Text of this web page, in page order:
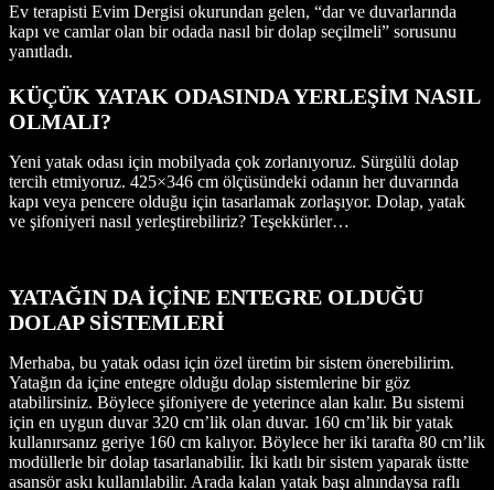
Ev terapisti Evim Dergisi okurundan gelen, “dar ve duvarlarında
kapı ve camlar olan bir odada nasıl bir dolap seçilmeli” sorusunu
yanıtladı.
KÜÇÜK YATAK ODASINDA YERLEŞİM NASIL
OLMALI?
Yeni yatak odası için mobilyada çok zorlanıyoruz. Sürgülü dolap
tercih etmiyoruz. 425×346 cm ölçüsündeki odanın her duvarında
kapı veya pencere olduğu için tasarlamak zorlaşıyor. Dolap, yatak
ve şifoniyeri nasıl yerleştirebiliriz? Teşekkürler…
YATAĞIN DA İÇİNE ENTEGRE OLDUĞU
DOLAP SİSTEMLERİ
Merhaba, bu yatak odası için özel üretim bir sistem önerebilirim.
Yatağın da içine entegre olduğu dolap sistemlerine bir göz
atabilirsiniz. Böylece şifoniyere de yeterince alan kalır. Bu sistemi
için en uygun duvar 320 cm’lik olan duvar. 160 cm’lik bir yatak
kullanırsanız geriye 160 cm kalıyor. Böylece her iki tarafta 80 cm’lik
modüllerle bir dolap tasarlanabilir. İki katlı bir sistem yaparak üstte
asansör askı kullanılabilir. Arada kalan yatak başı alnındaysa raflı